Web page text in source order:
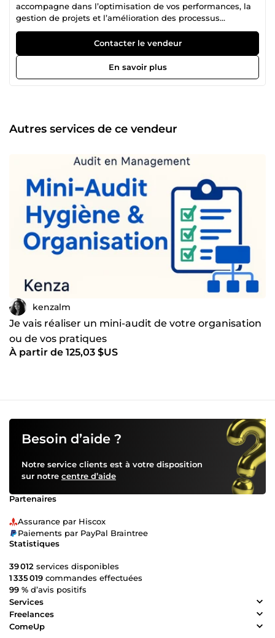
accompagne dans l’optimisation de vos performances, la
gestion de projets et l’amélioration des processus
opérationnels. 💡 Forte d’une expérience en direction
multisites (Lidl, Burger King), je combine expertise terrain
et vision stratégique pour répondre à vos besoins concrets.
📌 J’interviens également en formation et coaching sur le
management, le leadership et la conduite du
Contacter le vendeur
En savoir plus
Autres services de ce vendeur
kenzalm
Je vais réaliser un mini-audit de votre organisation
ou de vos pratiques
À partir de 125,03 $US
Besoin d’aide ?
Notre service clients est à votre disposition
sur notre centre d’aide
Partenaires
Assurance par Hiscox
Paiements par PayPal Braintree
Statistiques
39 012 services disponibles
1 335 019 commandes effectuées
99 % d’avis positifs
Services
Freelances
ComeUp